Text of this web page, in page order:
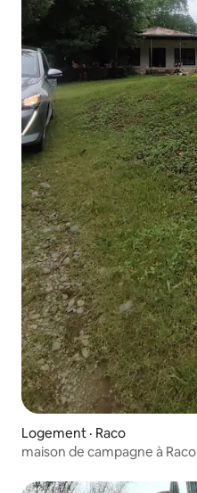
Logement · Raco
maison de campagne à Raco